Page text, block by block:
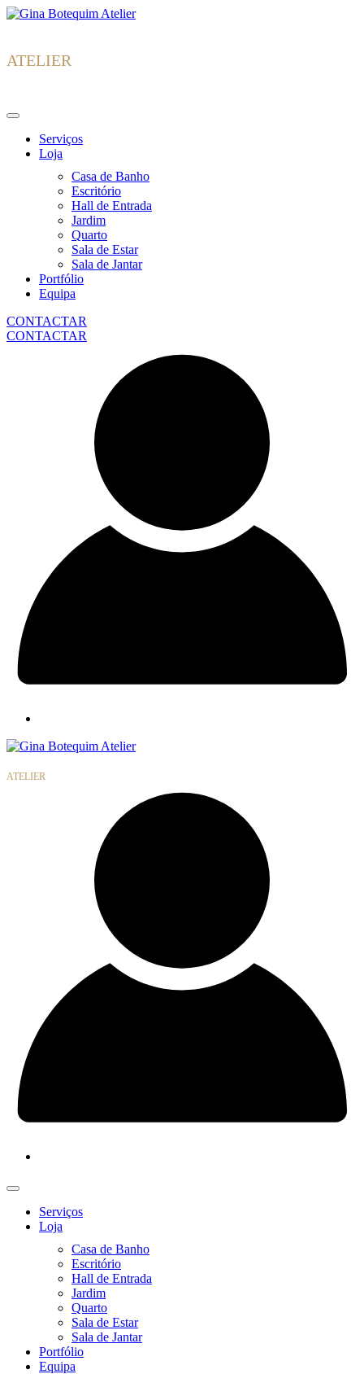
Skip
ATELIER
Serviços
Loja
Casa de Banho
Escritório
Hall de Entrada
Jardim
Quarto
Sala de Estar
Sala de Jantar
Portfólio
Equipa
CONTACTAR
CONTACTAR
ATELIER
Serviços
Loja
Casa de Banho
Escritório
Hall de Entrada
Jardim
Quarto
Sala de Estar
Sala de Jantar
Portfólio
Equipa